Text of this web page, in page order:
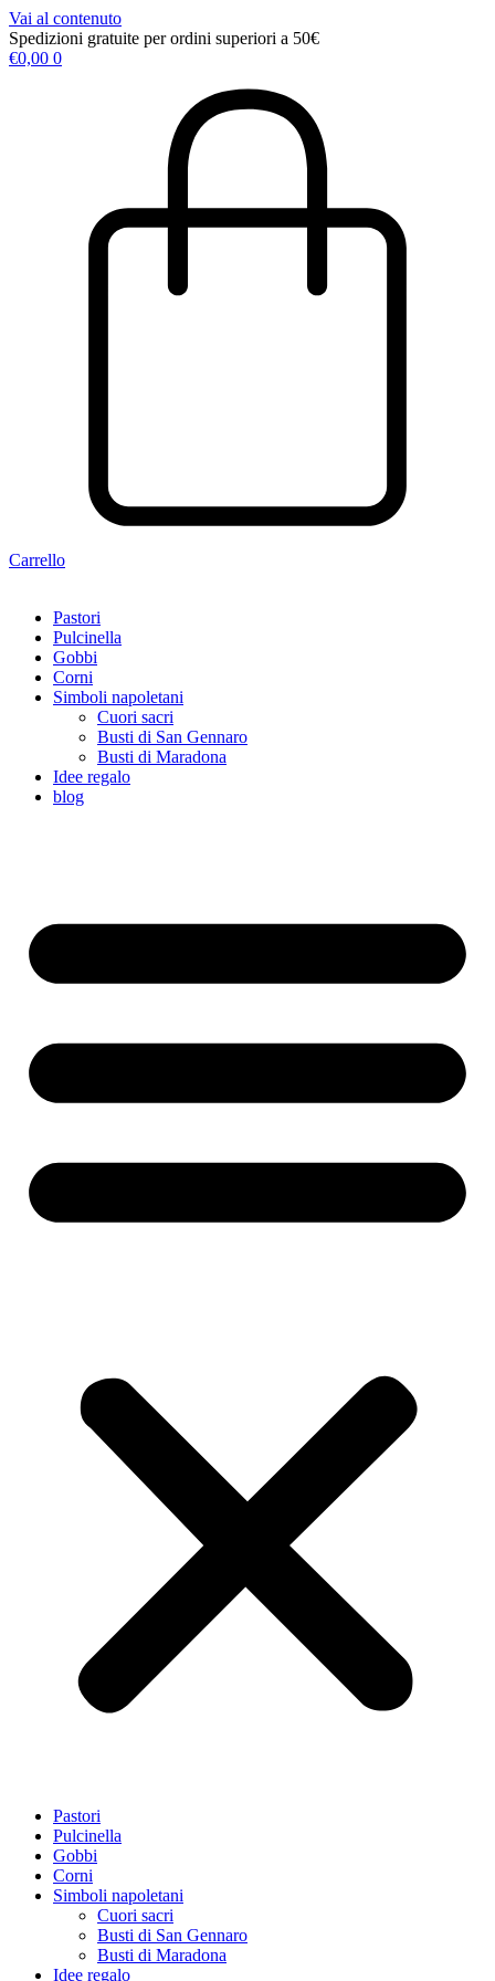
Vai al contenuto
Spedizioni gratuite per ordini superiori a 50€
€0,00 0
Carrello
Pastori
Pulcinella
Gobbi
Corni
Simboli napoletani
Cuori sacri
Busti di San Gennaro
Busti di Maradona
Idee regalo
blog
Pastori
Pulcinella
Gobbi
Corni
Simboli napoletani
Cuori sacri
Busti di San Gennaro
Busti di Maradona
Idee regalo